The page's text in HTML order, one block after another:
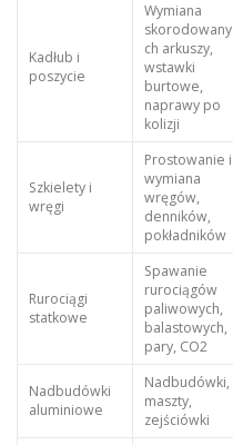
Kadłub i
poszycie
Wymiana
skorodowany
ch arkuszy,
wstawki
burtowe,
naprawy po
kolizji
Szkielety i
wręgi
Prostowanie i
wymiana
wręgów,
denników,
pokładników
Rurociągi
statkowe
Spawanie
rurociągów
paliwowych,
balastowych,
pary, CO2
Nadbudówki
aluminiowe
Nadbudówki,
maszty,
zejściówki